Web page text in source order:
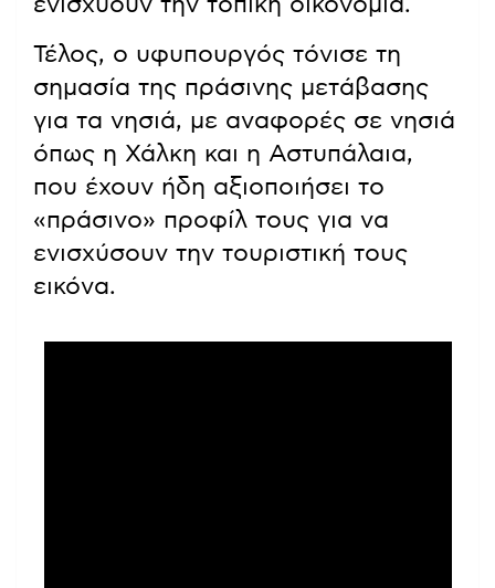
Τέλος, ο υφυπουργός τόνισε τη
σημασία της πράσινης μετάβασης
για τα νησιά, με αναφορές σε νησιά
όπως η Χάλκη και η Αστυπάλαια,
που έχουν ήδη αξιοποιήσει το
«πράσινο» προφίλ τους για να
ενισχύσουν την τουριστική τους
εικόνα.